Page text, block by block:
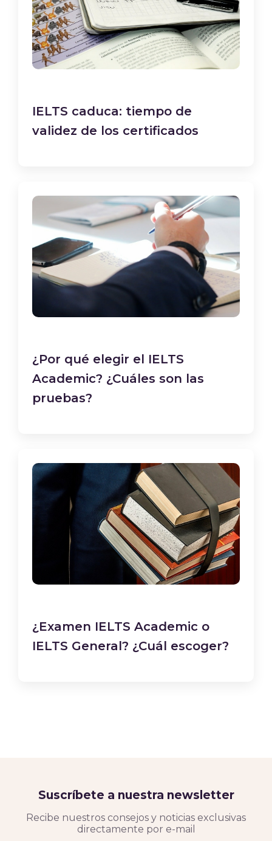
IELTS caduca: tiempo de
validez de los certificados
¿Por qué elegir el IELTS
Academic? ¿Cuáles son las
pruebas?
¿Examen IELTS‌ Academic o
IELTS General?‌ ‌¿Cuál escoger?
Suscríbete a nuestra newsletter
Recibe nuestros consejos y noticias exclusivas
directamente por e-mail